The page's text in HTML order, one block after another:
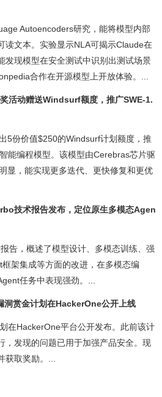
Autoencoders研究，能将模型内部
读文本。实验显示NLA可揭示Claude在
发现模型在安全测试中识别出测试场景
合作在开源模型上开放体验。...
活动赠送Windsurf额度，推广SWE-1.
5份价值$250的Windsurf计划额度，推
能编程模型。该模型由Cerebras芯片驱
显，能实现更多迭代、更快修复和更优
技术报告发布，定位原生多模态Agen
告，概述了模型设计、多模态训练、强
架集成等方面的改进，在多模态编
任务中表现强劲。...
赏金计划在HackerOne公开上线
在HackerOne平台公开发布。此前该计
，发现的问题已用于加强产品安全。现
取奖励。...